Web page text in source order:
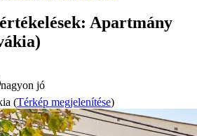
Apartmány
nagyon jó
(Térkép megjelenítése)